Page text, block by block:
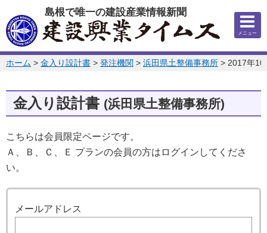
このページの本文へ
島根で唯一の建設産業情報新聞
メニュー
このページの位置:
ホーム > 金入り設計書 > 発注機関 > 浜田県土整備事務所 > 2017年
金入り設計書 (浜田県土整備事務所)
こちらは会員限定ページです。
Ａ、Ｂ、Ｃ、Ｅ プランの会員の方はログインしてくださ
い。
メールアドレス